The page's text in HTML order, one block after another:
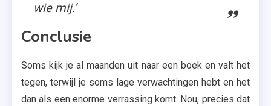
wie mij.’
Conclusie
Soms kijk je al maanden uit naar een boek en valt het
tegen, terwijl je soms lage verwachtingen hebt en het
dan als een enorme verrassing komt. Nou, precies dat